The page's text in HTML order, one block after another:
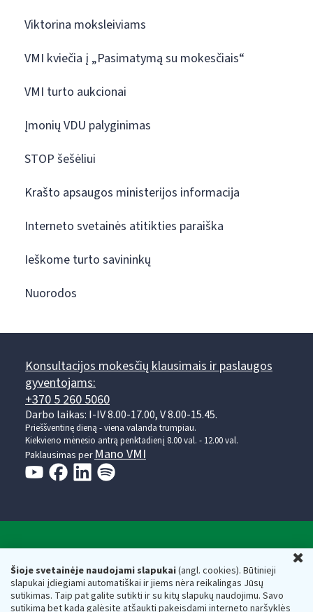
Šioje svetainėje naudojami slapukai(angl. cookies). Būtinieji
slapukai įdiegiami automatiškai ir jiems nėra reikalingas Jūsų
sutikimas. Taip pat galite sutikti ir su kitų slapukų naudojimu. Savo
sutikimą bet kada galėsite atšaukti pakeisdami interneto naršyklės
Viktorina moksleiviams
VMI kviečia į „Pasimatymą su mokesčiais“
VMI turto aukcionai
Įmonių VDU palyginimas
STOP šešėliui
Krašto apsaugos ministerijos informacija
Interneto svetainės atitikties paraiška
Ieškome turto savininkų
Nuorodos
Konsultacijos mokesčių klausimais ir paslaugos
gyventojams:
+370 5 260 5060
Darbo laikas: I-IV 8.00-17.00, V 8.00-15.45.
Prieššventinę dieną - viena valanda trumpiau.
Kiekvieno mėnesio antrą penktadienį 8.00 val. - 12.00 val.
Paklausimas per Mano VMI
Respublikos finansų ministerijos
Biudžetinė įstaiga. Juridinio asmens kodas — 188659752,
adresas: Vasario 16-osios g. 14, 01107 Vilnius, Lietuva, el.paštas: